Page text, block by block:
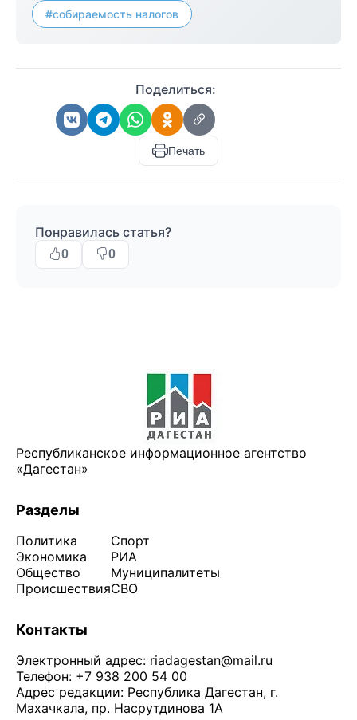
#собираемость налогов
Поделиться:
Печать
Понравилась статья?
0 0
Республиканское информационное агентство
«Дагестан»
Разделы
Политика
Экономика
Общество
Происшествия
Спорт
РИА
Муниципалитеты
СВО
Контакты
Электронный адрес: riadagestan@mail.ru
Телефон: +7 938 200 54 00
Адрес редакции: Республика Дагестан, г.
Махачкала, пр. Насрутдинова 1А